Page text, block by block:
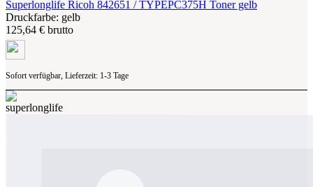
Superlonglife Ricoh 842651 / TYPEPC375H Toner gelb
Druckfarbe: gelb
125,64 € brutto
Sofort verfügbar, Lieferzeit: 1-3 Tage